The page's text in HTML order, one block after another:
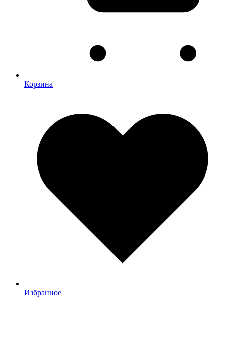
Корзина
Избранное